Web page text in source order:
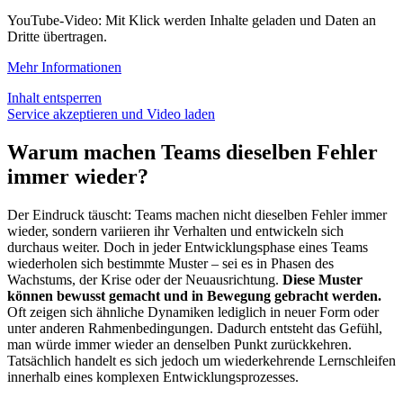
YouTube-Video: Mit Klick werden Inhalte geladen und Daten an
Dritte übertragen.
Mehr Informationen
Inhalt entsperren
Service akzeptieren und Video laden
Warum machen Teams dieselben Fehler
immer wieder?
Der Eindruck täuscht: Teams machen nicht dieselben Fehler immer
wieder, sondern variieren ihr Verhalten und entwickeln sich
durchaus weiter. Doch in jeder Entwicklungsphase eines Teams
wiederholen sich bestimmte Muster – sei es in Phasen des
Wachstums, der Krise oder der Neuausrichtung. Diese Muster
können bewusst gemacht und in Bewegung gebracht werden.
Oft zeigen sich ähnliche Dynamiken lediglich in neuer Form oder
unter anderen Rahmenbedingungen. Dadurch entsteht das Gefühl,
man würde immer wieder an denselben Punkt zurückkehren.
Tatsächlich handelt es sich jedoch um wiederkehrende Lernschleifen
innerhalb eines komplexen Entwicklungsprozesses.